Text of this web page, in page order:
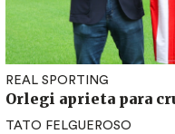
REAL SPORTING
Orlegi aprieta para
TATO FELGUEROSO